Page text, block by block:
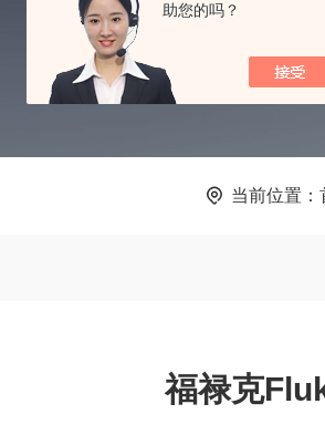
助您的吗？
当前位置：
福禄克